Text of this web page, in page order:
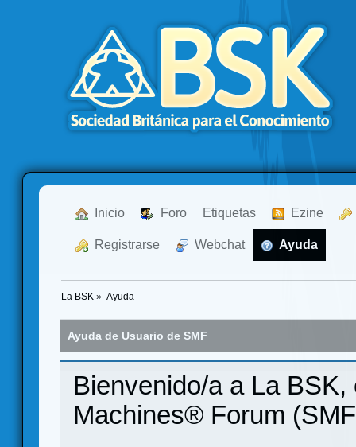
Inicio Foro Etiquetas Ezine
Registrarse Webchat Ayuda
La BSK » Ayuda
Ayuda de Usuario de SMF
Bienvenido/a a La
Machines® Forum